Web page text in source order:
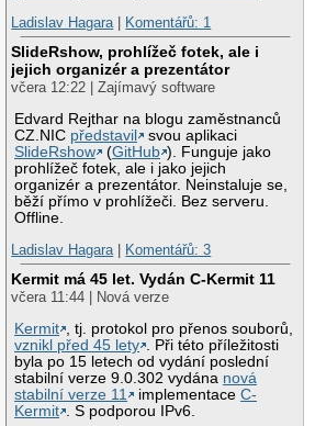
Ladislav Hagara| Komentářů: 1
SlideRshow, prohlížeč fotek, ale i
jejich organizér a prezentátor
včera 12:22 | Zajímavý software
Edvard Rejthar na blogu zaměstnanců
CZ.NIC představil
svou aplikaci
SlideRshow
(GitHub ). Funguje jako
prohlížeč fotek, ale i jako jejich
organizér a prezentátor. Neinstaluje se,
běží přímo v prohlížeči. Bez serveru.
Offline.
Ladislav Hagara| Komentářů: 3
Kermit má 45 let. Vydán C-Kermit 11
včera 11:44 | Nová verze
Kermit
, tj. protokol pro přenos souborů,
vznikl před 45 lety
. Při této příležitosti
byla po 15 letech od vydání poslední
stabilní verze 9.0.302 vydána nová
stabilní verze 11
implementaceC-
Kermit
. S podporou IPv6.